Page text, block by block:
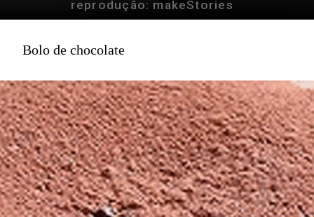
reprodução: makeStories
Bolo de chocolate